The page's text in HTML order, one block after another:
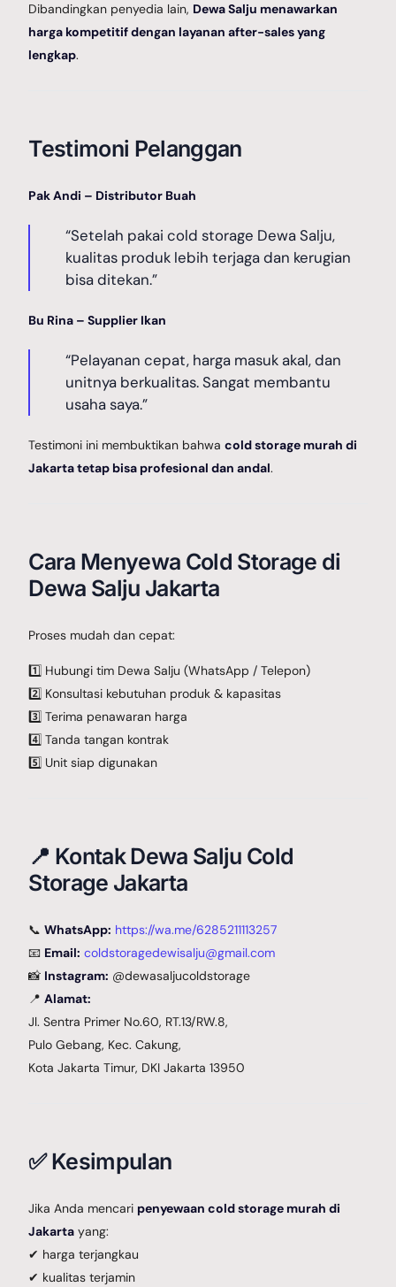
Dibandingkan penyedia lain, Dewa Salju menawarkan
harga kompetitif dengan layanan after-sales yang
lengkap.
Testimoni Pelanggan
Pak Andi – Distributor Buah
“Setelah pakai cold storage Dewa Salju,
kualitas produk lebih terjaga dan kerugian
bisa ditekan.”
Bu Rina – Supplier Ikan
“Pelayanan cepat, harga masuk akal, dan
unitnya berkualitas. Sangat membantu
usaha saya.”
Testimoni ini membuktikan bahwacold storage murah di
Jakarta tetap bisa profesional dan andal.
Cara Menyewa Cold Storage di
Dewa Salju Jakarta
Proses mudah dan cepat:
1️⃣ Hubungi tim Dewa Salju (WhatsApp / Telepon)
2️⃣ Konsultasi kebutuhan produk & kapasitas
3️⃣ Terima penawaran harga
4️⃣ Tanda tangan kontrak
5️⃣ Unit siap digunakan
📍 Kontak Dewa Salju Cold
Storage Jakarta
📞WhatsApp: https://wa.me/6285211113257
📧 Email: coldstoragedewisalju@gmail.com
📸 Instagram: @dewasaljucoldstorage
📍Alamat:
Jl. Sentra Primer No.60, RT.13/RW.8,
Pulo Gebang, Kec. Cakung,
Kota Jakarta Timur, DKI Jakarta 13950
✅ Kesimpulan
Jika Anda mencari penyewaan cold storage murah di
Jakarta yang:
✔ harga terjangkau
✔ kualitas terjamin